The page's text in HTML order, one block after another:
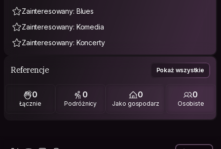
Zainteresowany: Blues
Zainteresowany: Komedia
Zainteresowany: Koncerty
Referencje Pokaż wszystkie
0
Łącznie
0
Podróżnicy
0
Jako gospodarz
0
Osobiste